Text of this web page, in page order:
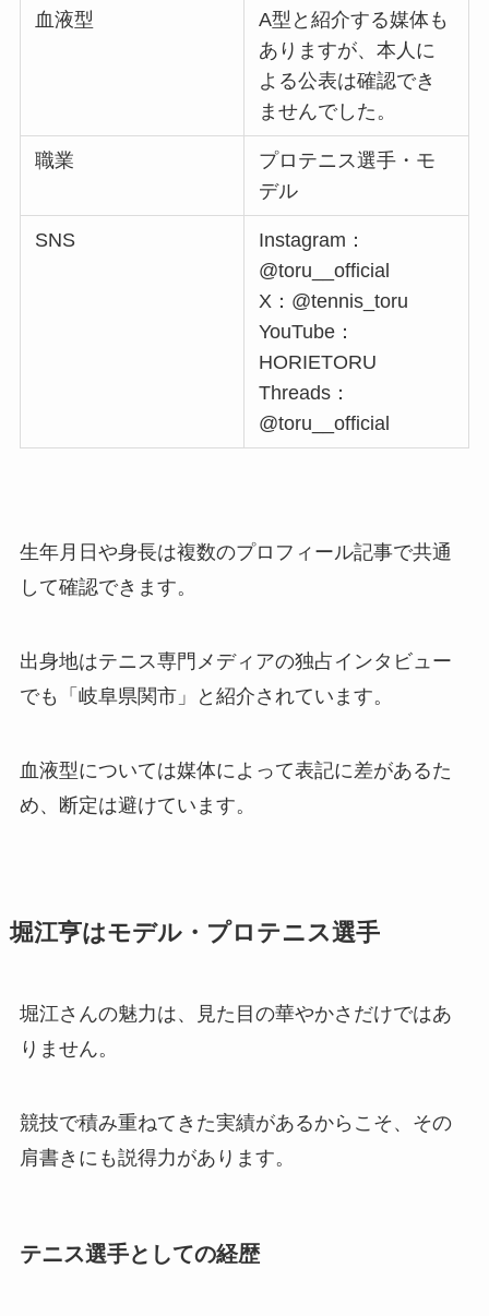
血液型
A型と紹介する媒体も
ありますが、本人に
よる公表は確認でき
ませんでした。
職業
プロテニス選手・モ
デル
SNS
Instagram：
@toru__official
X：@tennis_toru
YouTube：
HORIETORU
Threads：
@toru__official
生年月日や身長は複数のプロフィール記事で共通
して確認できます。
出身地はテニス専門メディアの独占インタビュー
でも「岐阜県関市」と紹介されています。
血液型については媒体によって表記に差があるた
め、断定は避けています。
堀江亨はモデル・プロテニス選手
堀江さんの魅力は、見た目の華やかさだけではあ
りません。
競技で積み重ねてきた実績があるからこそ、その
肩書きにも説得力があります。
テニス選手としての経歴